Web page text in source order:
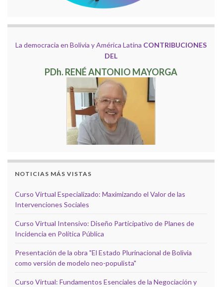
La democracia en Bolivia y América Latina CONTRIBUCIONES
DEL
PDh. RENÉ ANTONIO MAYORGA
NOTICIAS MÁS VISTAS
Curso Virtual Especializado: Maximizando el Valor de las
Intervenciones Sociales
Curso Virtual Intensivo: Diseño Participativo de Planes de
Incidencia en Política Pública
Presentación de la obra "El Estado Plurinacional de Bolivia
como versión de modelo neo-populista"
Curso Virtual: Fundamentos Esenciales de la Negociación y